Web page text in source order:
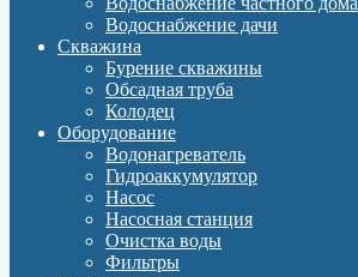
Водоснабжение дачи
Скважина
Бурение скважины
Обсадная труба
Колодец
Оборудование
Водонагреватель
Гидроаккумулятор
Насос
Насосная станция
Очистка воды
Фильтры